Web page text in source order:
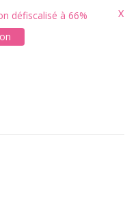
défiscalisé à 66%
X